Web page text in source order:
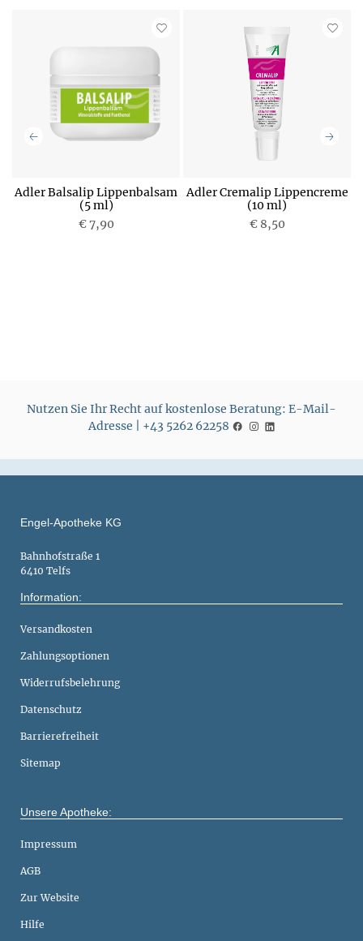
Adler Balsalip Lippenbalsam
(5 ml)
€ 7,90
Adler Cremalip Lippencreme
(10 ml)
€ 8,50
Nutzen Sie Ihr Recht auf kostenlose Beratung: E-Mail-
Adresse | +43 5262 62258
Engel-Apotheke KG
Bahnhofstraße 1
6410 Telfs
Information:
Versandkosten
Zahlungsoptionen
Widerrufsbelehrung
Datenschutz
Barrierefreiheit
Sitemap
Unsere Apotheke:
Impressum
AGB
Zur Website
Hilfe